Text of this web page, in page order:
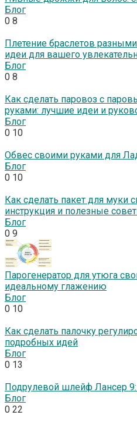
Блог
0 8
Плетение браслетов
идеи для вашего
Блог
0 8
Как сделать паровоз с
руками: лучшие идеи и
Блог
0 10
Обвес своими руками для
Блог
0 10
Как сделать пакет для муки
инструкция и полезные
Блог
0 9
Парогенератор для утюга
идеальному глажению
Блог
0 10
Как сделать палочку
подробных идей
Блог
0 13
Подрулевой шлейф Лансер
Блог
0 22